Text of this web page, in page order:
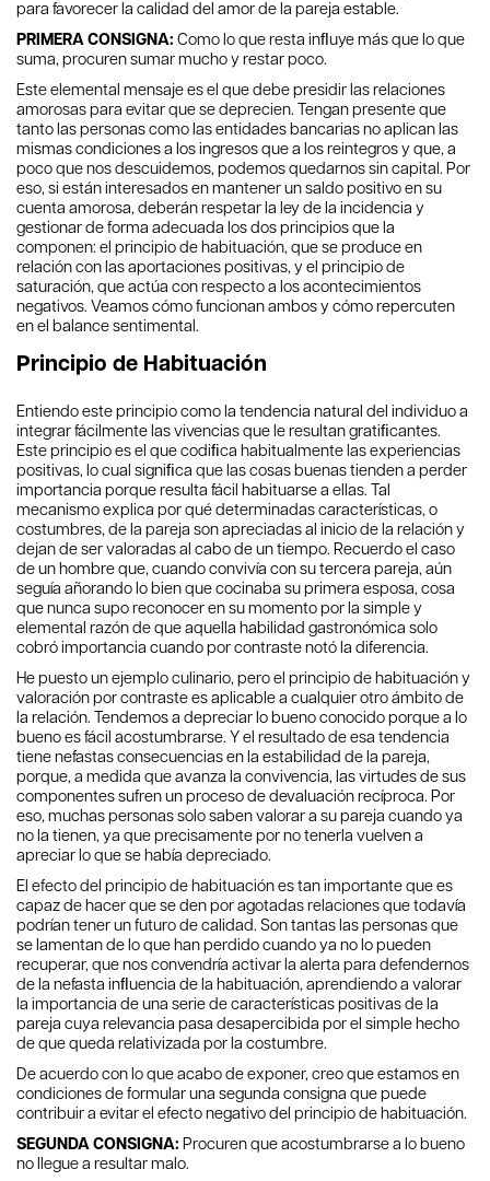
para favorecer la calidad del amor de la pareja estable.
PRIMERA CONSIGNA: Como lo que resta inﬂuye más que lo que
suma, procuren sumar mucho y restar poco.
Este elemental mensaje es el que debe presidir las relaciones
amorosas para evitar que se deprecien. Tengan presente que
tanto las personas como las entidades bancarias no aplican las
mismas condiciones a los ingresos que a los reintegros y que, a
poco que nos descuidemos, podemos quedarnos sin capital. Por
eso, si están interesados en mantener un saldo positivo en su
cuenta amorosa, deberán respetar la ley de la incidencia y
gestionar de forma adecuada los dos principios que la
componen: el principio de habituación, que se produce en
relación con las aportaciones positivas, y el principio de
saturación, que actúa con respecto a los acontecimientos
negativos. Veamos cómo funcionan ambos y cómo repercuten
en el balance sentimental.
Principio de Habituación
Entiendo este principio como la tendencia natural del individuo a
integrar fácilmente las vivencias que le resultan gratiﬁcantes.
Este principio es el que codiﬁca habitualmente las experiencias
positivas, lo cual signiﬁca que las cosas buenas tienden a perder
importancia porque resulta fácil habituarse a ellas. Tal
mecanismo explica por qué determinadas características, o
costumbres, de la pareja son apreciadas al inicio de la relación y
dejan de ser valoradas al cabo de un tiempo. Recuerdo el caso
de un hombre que, cuando convivía con su tercera pareja, aún
seguía añorando lo bien que cocinaba su primera esposa, cosa
que nunca supo reconocer en su momento por la simple y
elemental razón de que aquella habilidad gastronómica solo
cobró importancia cuando por contraste notó la diferencia.
He puesto un ejemplo culinario, pero el principio de habituación y
valoración por contraste es aplicable a cualquier otro ámbito de
la relación. Tendemos a depreciar lo bueno conocido porque a lo
bueno es fácil acostumbrarse. Y el resultado de esa tendencia
tiene nefastas consecuencias en la estabilidad de la pareja,
porque, a medida que avanza la convivencia, las virtudes de sus
componentes sufren un proceso de devaluación recíproca. Por
eso, muchas personas solo saben valorar a su pareja cuando ya
no la tienen, ya que precisamente por no tenerla vuelven a
apreciar lo que se había depreciado.
El efecto del principio de habituación es tan importante que es
capaz de hacer que se den por agotadas relaciones que todavía
podrían tener un futuro de calidad. Son tantas las personas que
se lamentan de lo que han perdido cuando ya no lo pueden
recuperar, que nos convendría activar la alerta para defendernos
de la nefasta inﬂuencia de la habituación, aprendiendo a valorar
la importancia de una serie de características positivas de la
pareja cuya relevancia pasa desapercibida por el simple hecho
de que queda relativizada por la costumbre.
De acuerdo con lo que acabo de exponer, creo que estamos en
condiciones de formular una segunda consigna que puede
contribuir a evitar el efecto negativo del principio de habituación.
SEGUNDA CONSIGNA: Procuren que acostumbrarse a lo bueno
no llegue a resultar malo.